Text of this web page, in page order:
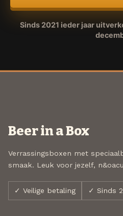
Sinds 2021 ieder jaar
Beer in a Box
Verrassingsboxen met
smaak. Leuk voor jezelf,
✓ Veilige betaling ✓ Sinds